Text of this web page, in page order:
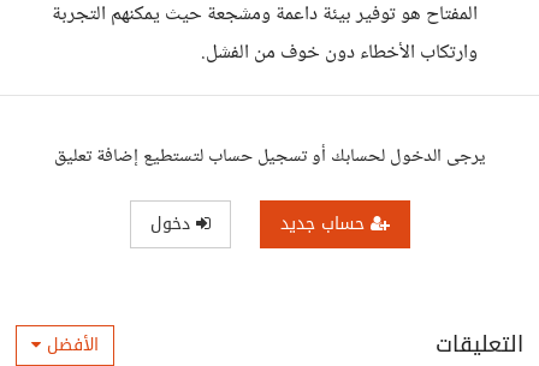
المفتاح هو توفير بيئة داعمة ومشجعة حيث يمكنهم التجربة
وارتكاب الأخطاء دون خوف من الفشل.
يرجى الدخول لحسابك أو تسجيل حساب لتستطيع إضافة تعليق
حساب جديد دخول
التعليقات الأفضل